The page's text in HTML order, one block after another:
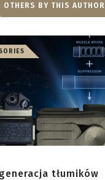
OTHERS BY THIS AUTHOR
tłumików